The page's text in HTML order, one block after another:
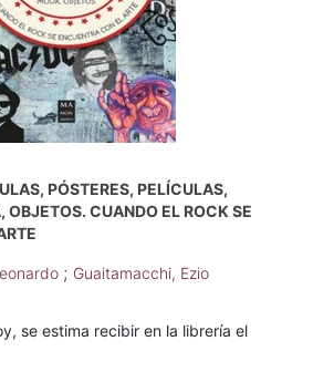
PÓSTERES, PELÍCULAS,
OBJETOS. CUANDO EL ROCK SE
; Guaitamacchi, Ezio
se estima recibir en la librería el